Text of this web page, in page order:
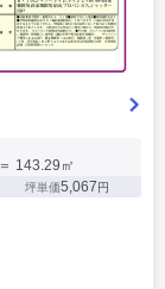
＝ 143.29㎡
坪単価5,067円